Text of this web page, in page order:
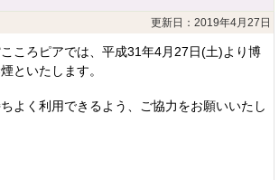
更新日：2019年4月27日
ころピアでは、平成31年4月27日(土)より博
といたします。
よく利用できるよう、ご協力をお願いいたし